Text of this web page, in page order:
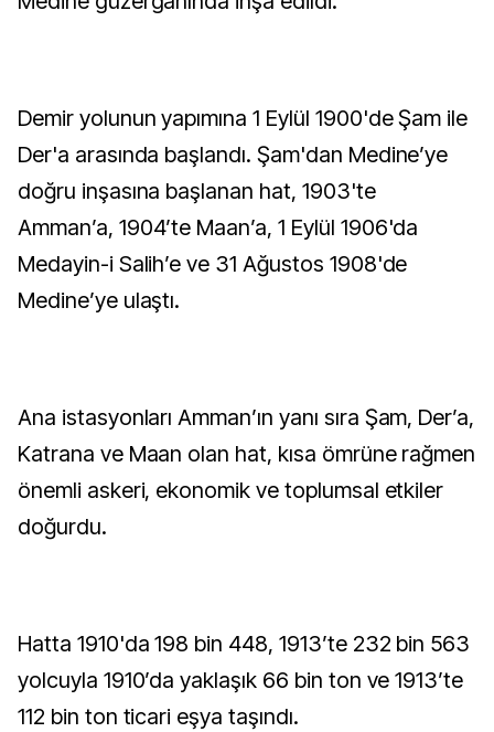
Demir yolunun yapımına 1 Eylül 1900'de Şam ile
Der'a arasında başlandı. Şam'dan Medine’ye
doğru inşasına başlanan hat, 1903'te
Amman’a, 1904’te Maan’a, 1 Eylül 1906'da
Medayin-i Salih’e ve 31 Ağustos 1908'de
Medine’ye ulaştı.
Ana istasyonları Amman’ın yanı sıra Şam, Der’a,
Katrana ve Maan olan hat, kısa ömrüne rağmen
önemli askeri, ekonomik ve toplumsal etkiler
doğurdu.
Hatta 1910'da 198 bin 448, 1913’te 232 bin 563
yolcuyla 1910’da yaklaşık 66 bin ton ve 1913’te
112 bin ton ticari eşya taşındı.